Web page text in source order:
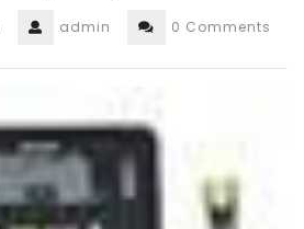
admin 0 Comments